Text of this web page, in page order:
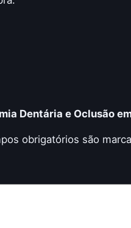
Dentária e Oclusão
obrigatórios são